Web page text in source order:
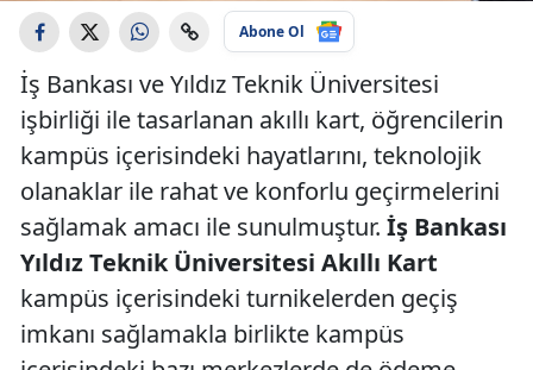
Abone Ol
İş Bankası ve Yıldız Teknik Üniversitesi
işbirliği ile tasarlanan akıllı kart, öğrencilerin
kampüs içerisindeki hayatlarını, teknolojik
olanaklar ile rahat ve konforlu geçirmelerini
sağlamak amacı ile sunulmuştur. İş Bankası
Yıldız Teknik Üniversitesi Akıllı Kart
kampüs içerisindeki turnikelerden geçiş
imkanı sağlamakla birlikte kampüs